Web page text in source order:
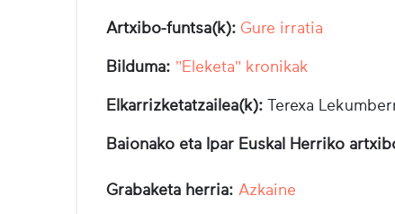
Artxibo-funtsa(k): Gure irratia
Bilduma: "Eleketa" kronikak
Elkarrizketatzailea(k): Terexa
Baionako eta Ipar Euskal Herriko
Grabaketa herria: Azkaine